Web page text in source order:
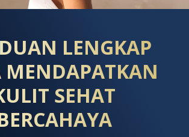
LENGKAP
MENDAPATKAN
SEHAT